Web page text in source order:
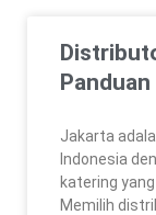
Jakarta
Indonesia
katering
Memilih